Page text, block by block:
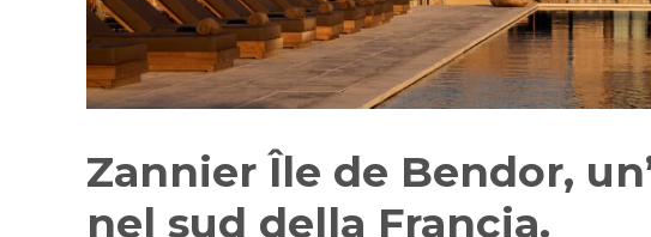
Zannier Île de Bendor,
nel sud della Francia.